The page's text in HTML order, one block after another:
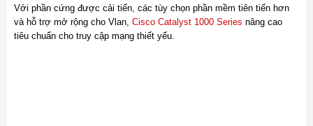
Với phần cứng được cải tiến, các tùy chọn phần mềm tiên tiến hơn
và hỗ trợ mở rộng cho Vlan, Cisco Catalyst 1000 Series nâng cao
tiêu chuẩn cho truy cập mạng thiết yếu.